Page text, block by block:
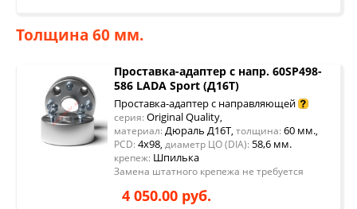
Толщина 60 мм.
Проставка-адаптер с напр. 60SP498-
586 LADA Sport (Д16Т)
Проставка-адаптер с направляющей
серия: Original Quality,
материал: Дюраль Д16Т, толщина: 60 мм.,
PCD: 4x98, диаметр ЦО (DIA): 58,6 мм.
крепеж: Шпилька
Замена штатного крепежа не требуется
4 050.00 руб.